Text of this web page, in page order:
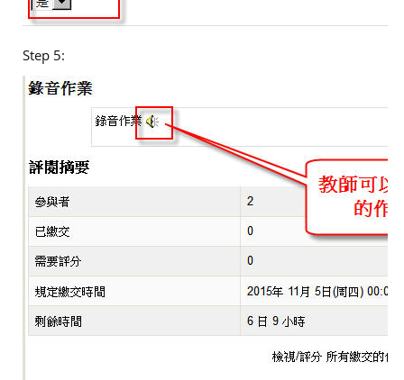
Step 5: